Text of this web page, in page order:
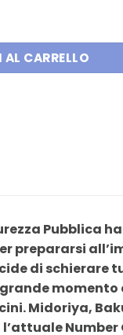
CARRELLO
Pubblica
prepararsi
di schierare
Midoriya,
Number